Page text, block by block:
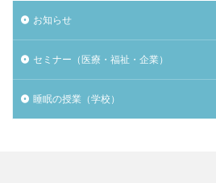
お知らせ
セミナー（医療・福祉・企業）
睡眠の授業（学校）